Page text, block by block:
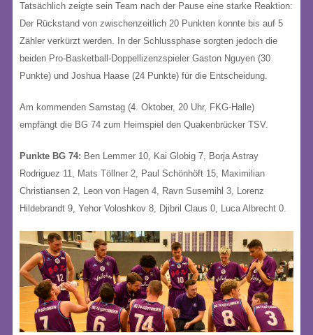
Tatsächlich zeigte sein Team nach der Pause eine starke Reaktion:
Der Rückstand von zwischenzeitlich 20 Punkten konnte bis auf 5
Zähler verkürzt werden. In der Schlussphase sorgten jedoch die
beiden Pro-Basketball-Doppellizenzspieler Gaston Nguyen (30
Punkte) und Joshua Haase (24 Punkte) für die Entscheidung.
Am kommenden Samstag (4. Oktober, 20 Uhr, FKG-Halle)
empfängt die BG 74 zum Heimspiel den Quakenbrücker TSV.
Punkte BG 74: Ben Lemmer 10, Kai Globig 7, Borja Astray
Rodriguez 11, Mats Töllner 2, Paul Schönhöft 15, Maximilian
Christiansen 2, Leon von Hagen 4, Ravn Susemihl 3, Lorenz
Hildebrandt 9, Yehor Voloshkov 8, Djibril Claus 0, Luca Albrecht 0.